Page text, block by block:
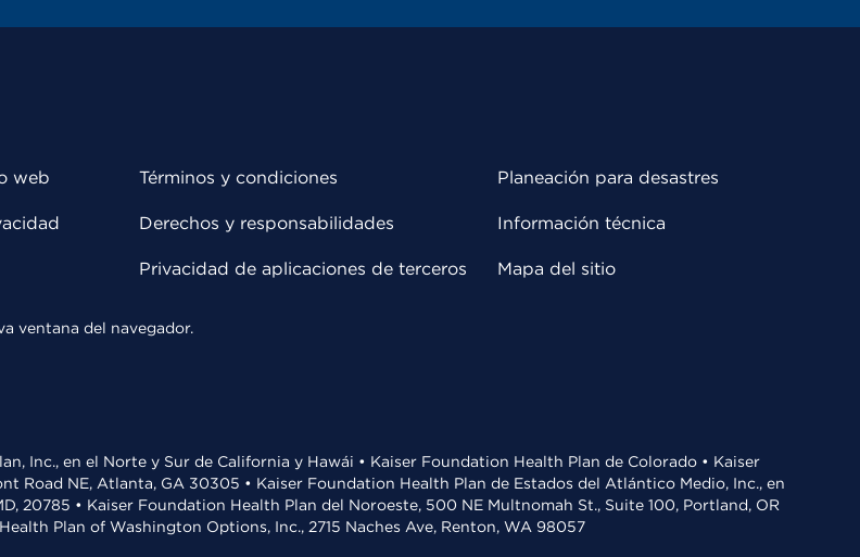
web Términos y condiciones
Derechos y responsabilidades
Privacidad de aplicaciones de terceros
Planeación para desastres
Información técnica
Mapa del sitio
ventana del navegador.
Inc., en el Norte y Sur de California y Hawái • Kaiser Foundation Health Plan de Colorado • Kaiser
Road NE, Atlanta, GA 30305 • Kaiser Foundation Health Plan de Estados del Atlántico Medio, Inc., en
20785 • Kaiser Foundation Health Plan del Noroeste, 500 NE Multnomah St., Suite 100, Portland, OR
Plan of Washington Options, Inc., 2715 Naches Ave, Renton, WA 98057